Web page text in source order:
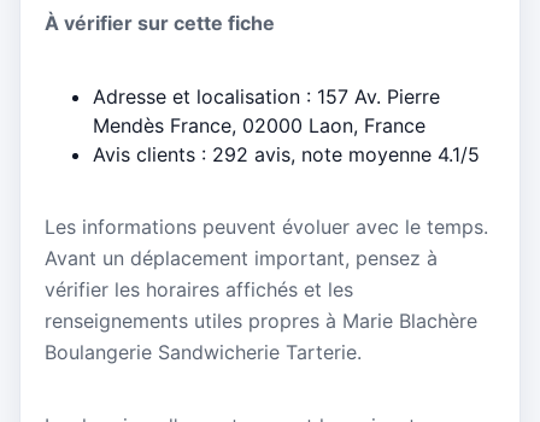
À vérifier sur cette fiche
Adresse et localisation : 157 Av. Pierre
Mendès France, 02000 Laon, France
Avis clients : 292 avis, note moyenne 4.1/5
Les informations peuvent évoluer avec le temps.
Avant un déplacement important, pensez à
vérifier les horaires affichés et les
renseignements utiles propres à Marie Blachère
Boulangerie Sandwicherie Tarterie.